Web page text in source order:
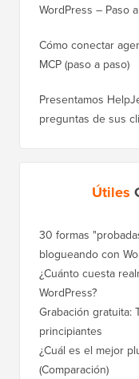
WordPress – Paso
Cómo conectar
MCP (paso a paso)
Presentamos
preguntas de sus
Útiles
30 formas
blogueando con
¿Cuánto cuesta
WordPress?
Grabación gratuita:
principiantes
¿Cuál es el mejor
(Comparación)